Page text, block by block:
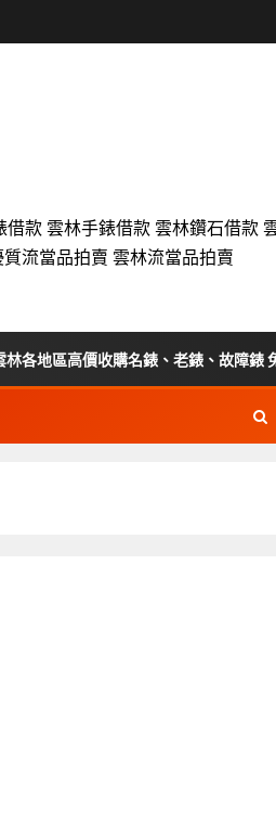
款 雲林手錶借款 雲林鑽石借款
流當品拍賣 雲林流當品拍賣
購名錶、老錶、故障錶 免費估價 只要